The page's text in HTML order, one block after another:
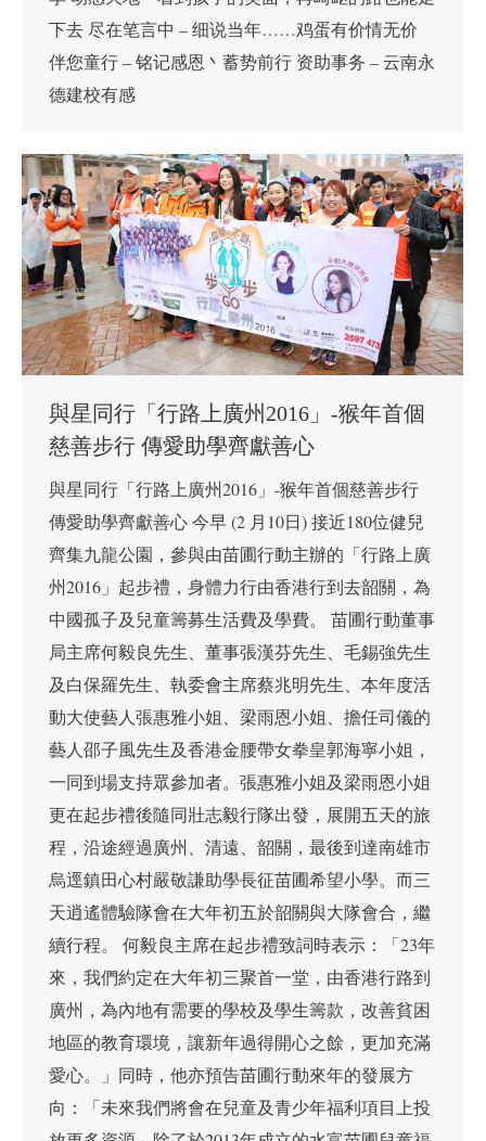
下去 尽在笔言中 – 细说当年……鸡蛋有价情无价
伴您童行 – 铭记感恩丶蓄势前行 资助事务 – 云南永
德建校有感
與星同行「行路上廣州2016」-猴年首個
慈善步行 傳愛助學齊獻善心
與星同行「行路上廣州2016」-猴年首個慈善步行
傳愛助學齊獻善心 今早 (2 月10日) 接近180位健兒
齊集九龍公園，參與由苗圃行動主辦的「行路上廣
州2016」起步禮，身體力行由香港行到去韶關，為
中國孤子及兒童籌募生活費及學費。 苗圃行動董事
局主席何毅良先生、董事張漢芬先生、毛錫強先生
及白保羅先生、執委會主席蔡兆明先生、本年度活
動大使藝人張惠雅小姐、梁雨恩小姐、擔任司儀的
藝人邵子風先生及香港金腰帶女拳皇郭海寧小姐，
一同到場支持眾參加者。張惠雅小姐及梁雨恩小姐
更在起步禮後隨同壯志毅行隊出發，展開五天的旅
程，沿途經過廣州、清遠、韶關，最後到達南雄市
烏逕鎮田心村嚴敬謙助學長征苗圃希望小學。而三
天逍遙體驗隊會在大年初五於韶關與大隊會合，繼
續行程。 何毅良主席在起步禮致詞時表示：「23年
來，我們約定在大年初三聚首一堂，由香港行路到
廣州，為內地有需要的學校及學生籌款，改善貧困
地區的教育環境，讓新年過得開心之餘，更加充滿
愛心。」同時，他亦預告苗圃行動來年的發展方
向：「未來我們將會在兒童及青少年福利項目上投